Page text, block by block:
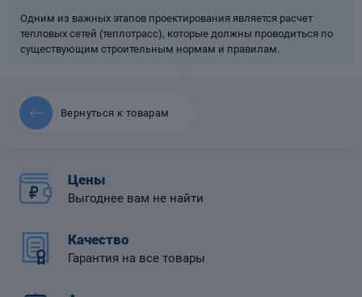
Одним из важных этапов проектирования является расчет
тепловых сетей (теплотрасс), которые должны проводиться по
существующим строительным нормам и правилам.
Вернуться к товарам
Цены
Выгоднее вам не найти
Качество
Гарантия на все товары
Компенсаторы